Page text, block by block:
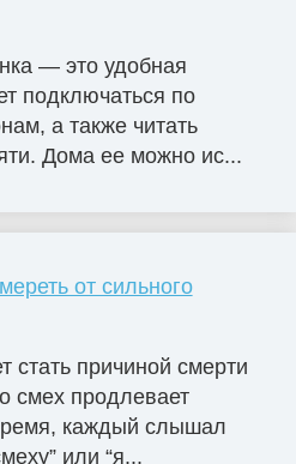
— это удобная
подключаться по
а также читать
Дома ее можно ис...
от сильного
стать причиной смерти
смех продлевает
каждый слышал
или “я...